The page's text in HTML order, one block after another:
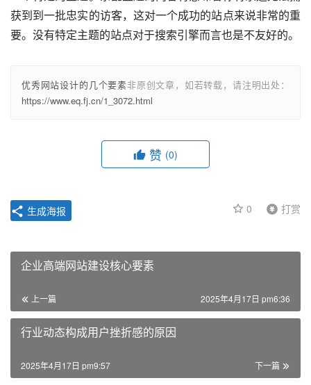
获到到一批忠实的访客，这对一个成功的站点来说非常的重
要。没有特定主题的站点对于搜索引擎而言也是不友好的。
优秀网站设计的几个要素非原创文章，如若转载，请注明出处：
https://www.eq.fj.cn/1_3072.html
赞 (0)
0 打赏
生成海报
企业高端网站建设核心要素
上一篇 2025年4月17日 pm6:36
行业动态构成用户挫折感的原因
下一篇
2025年4月17日 pm9:57